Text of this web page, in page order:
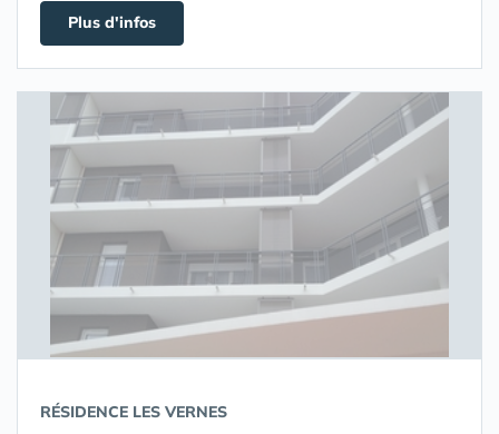
Plus d'infos
RÉSIDENCE LES VERNES